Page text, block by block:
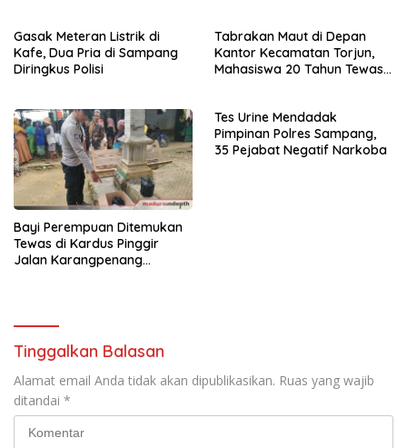
Gasak Meteran Listrik di
Kafe, Dua Pria di Sampang
Diringkus Polisi
Tabrakan Maut di Depan
Kantor Kecamatan Torjun,
Mahasiswa 20 Tahun Tewas
Bayi Perempuan Ditemukan
Tewas di Kardus Pinggir
Jalan Karangpenang
Tes Urine Mendadak
Pimpinan Polres Sampang,
35 Pejabat Negatif Narkoba
Tinggalkan Balasan
Alamat email Anda tidak akan dipublikasikan. Ruas yang wajib
ditandai *